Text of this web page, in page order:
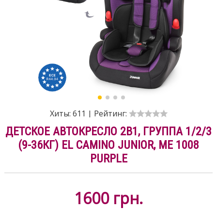
Хиты: 611 | Рейтинг:
ДЕТСКОЕ АВТОКРЕСЛО 2В1, ГРУППА 1/2/3
(9-36КГ) EL CAMINO JUNIOR, ME 1008
PURPLE
1600 грн.